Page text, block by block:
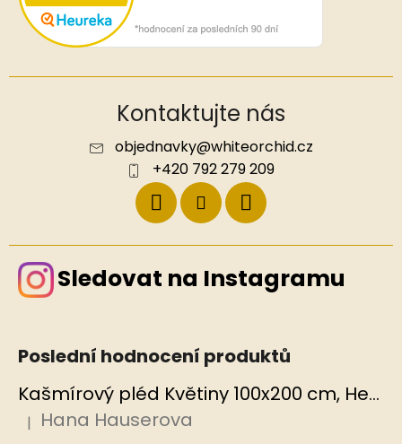
Kontaktujte nás
objednavky@whiteorchid.cz
+420 792 279 209
Sledovat na Instagramu
Poslední hodnocení produktů
Kašmírový pléd Květiny 100x200 cm, Hedvábný svět
Hodnocení produktu je 5 z 5 hvězdiček.
| Hana Hauserova